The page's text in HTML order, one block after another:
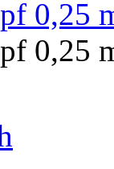
0,25
0,25